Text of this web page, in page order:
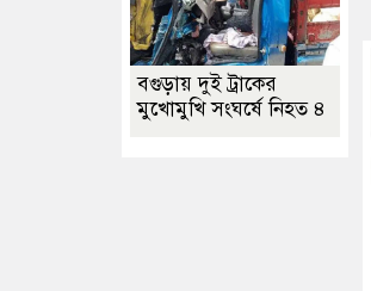
বগুড়ায় দুই ট্রাকের
মুখোমুখি সংঘর্ষে নিহত ৪